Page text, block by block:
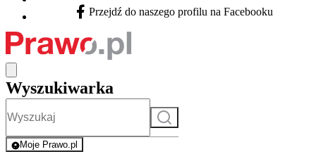
Facebook - otwiera się w nowej karcie
Przejdź do naszego profilu na Facebooku
Wyszukiwarka
Szukaj
Moje Prawo.pl
- rejestracja i logowanie do serwisu